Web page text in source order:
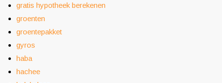
gratis hypotheek berekenen
groenten
groentepakket
gyros
haba
hachee